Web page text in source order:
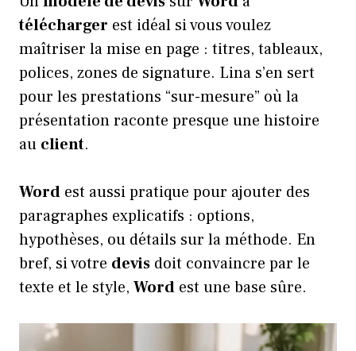
télécharger est idéal si vous voulez
maîtriser la mise en page : titres, tableaux,
polices, zones de signature. Lina s’en sert
pour les prestations “sur-mesure” où la
présentation raconte presque une histoire
au client.
Word est aussi pratique pour ajouter des
paragraphes explicatifs : options,
hypothèses, ou détails sur la méthode. En
bref, si votre devis doit convaincre par le
texte et le style, Word est une base sûre.